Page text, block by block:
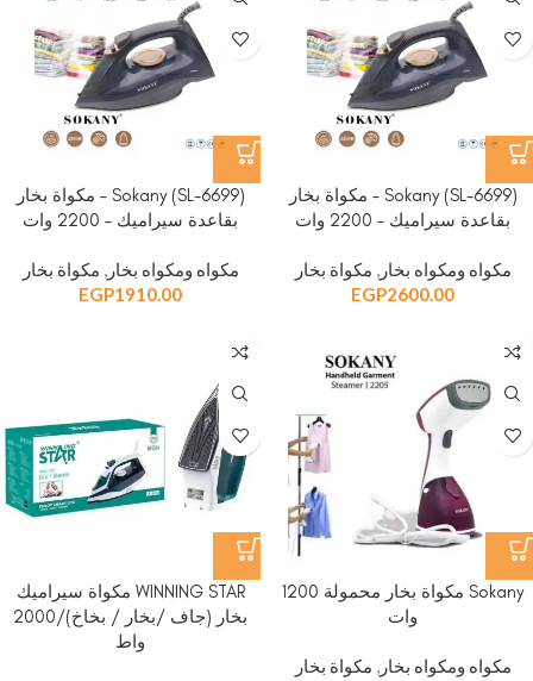
Sokany (SL-6699) – مكواة بخار
بقاعدة سيراميك – 2200 وات
مكواه ومكواه بخار, مكواة بخار
EGP2600.00
Sokany (SL-6699) – مكواة بخار
بقاعدة سيراميك – 2200 وات
مكواه ومكواه بخار, مكواة بخار
EGP1910.00
Sokany مكواة بخار محمولة 1200
وات
مكواه ومكواه بخار, مكواة بخار
WINNING STAR مكواة سيراميك
بخار (جاف /بخار / بخاخ)/2000
واط